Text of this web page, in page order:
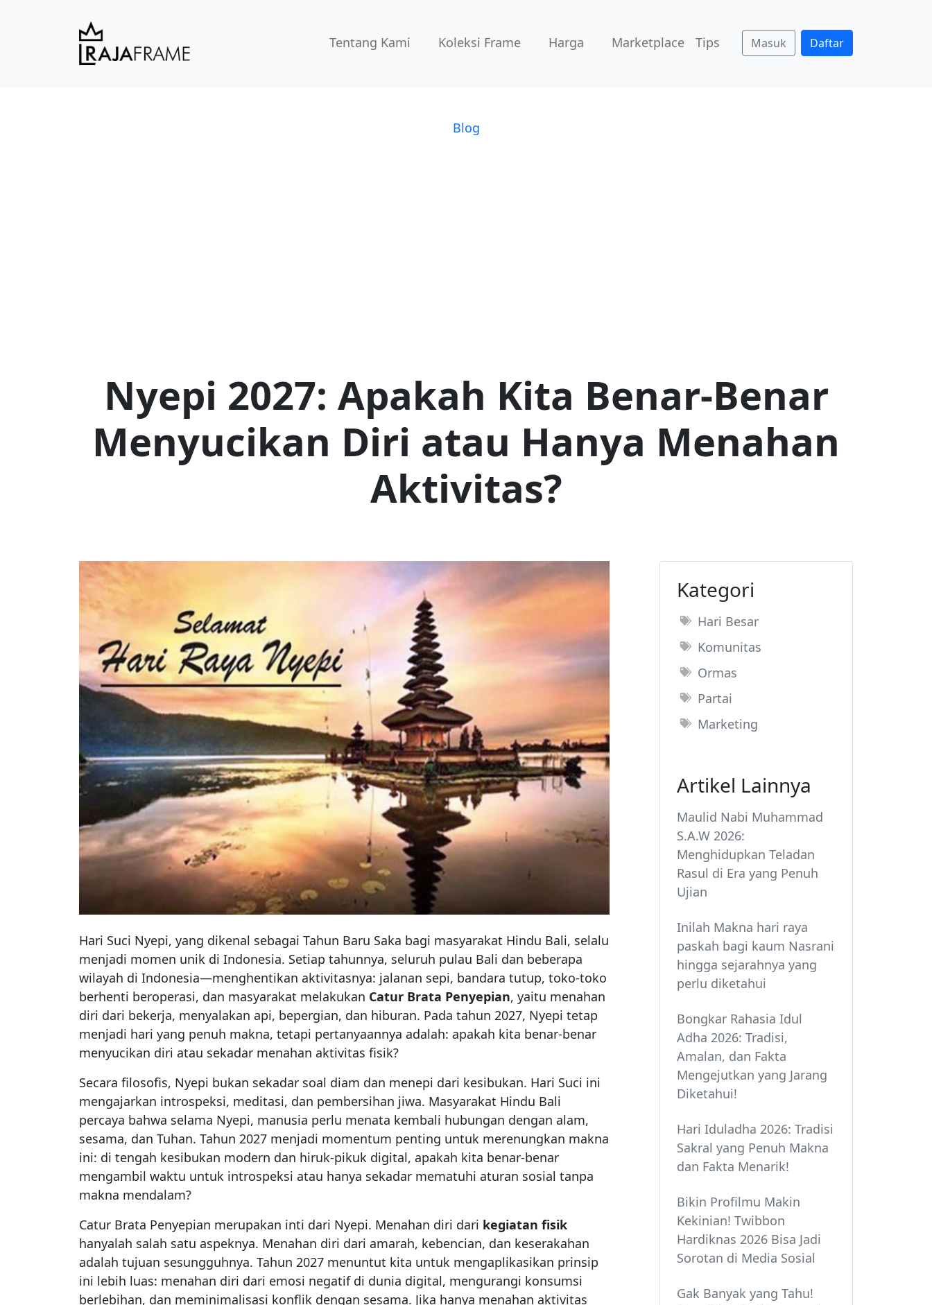
Tentang Kami Koleksi Frame Harga Marketplace Tips Masuk Daftar
Blog
Nyepi 2027: Apakah Kita Benar-Benar
Menyucikan Diri atau Hanya Menahan
Aktivitas?
Hari Suci Nyepi, yang dikenal sebagai Tahun Baru Saka bagi masyarakat Hindu Bali, selalu
menjadi momen unik di Indonesia. Setiap tahunnya, seluruh pulau Bali dan beberapa
wilayah di Indonesia—menghentikan aktivitasnya: jalanan sepi, bandara tutup, toko-toko
berhenti beroperasi, dan masyarakat melakukan Catur Brata Penyepian, yaitu menahan
diri dari bekerja, menyalakan api, bepergian, dan hiburan. Pada tahun 2027, Nyepi tetap
menjadi hari yang penuh makna, tetapi pertanyaannya adalah: apakah kita benar-benar
menyucikan diri atau sekadar menahan aktivitas fisik?
Secara filosofis, Nyepi bukan sekadar soal diam dan menepi dari kesibukan. Hari Suci ini
mengajarkan introspeksi, meditasi, dan pembersihan jiwa. Masyarakat Hindu Bali
percaya bahwa selama Nyepi, manusia perlu menata kembali hubungan dengan alam,
sesama, dan Tuhan. Tahun 2027 menjadi momentum penting untuk merenungkan makna
ini: di tengah kesibukan modern dan hiruk-pikuk digital, apakah kita benar-benar
mengambil waktu untuk introspeksi atau hanya sekadar mematuhi aturan sosial tanpa
makna mendalam?
Catur Brata Penyepian merupakan inti dari Nyepi. Menahan diri dari kegiatan fisik
hanyalah salah satu aspeknya. Menahan diri dari amarah, kebencian, dan keserakahan
adalah tujuan sesungguhnya. Tahun 2027 menuntut kita untuk mengaplikasikan prinsip
ini lebih luas: menahan diri dari emosi negatif di dunia digital, mengurangi konsumsi
berlebihan, dan meminimalisasi konflik dengan sesama. Jika hanya menahan aktivitas
Kategori
Hari Besar
Komunitas
Ormas
Partai
Marketing
Artikel Lainnya
Maulid Nabi Muhammad
S.A.W 2026:
Menghidupkan Teladan
Rasul di Era yang Penuh
Ujian
Inilah Makna hari raya
paskah bagi kaum Nasrani
hingga sejarahnya yang
perlu diketahui
Bongkar Rahasia Idul
Adha 2026: Tradisi,
Amalan, dan Fakta
Mengejutkan yang Jarang
Diketahui!
Hari Iduladha 2026: Tradisi
Sakral yang Penuh Makna
dan Fakta Menarik!
Bikin Profilmu Makin
Kekinian! Twibbon
Hardiknas 2026 Bisa Jadi
Sorotan di Media Sosial
Gak Banyak yang Tahu!